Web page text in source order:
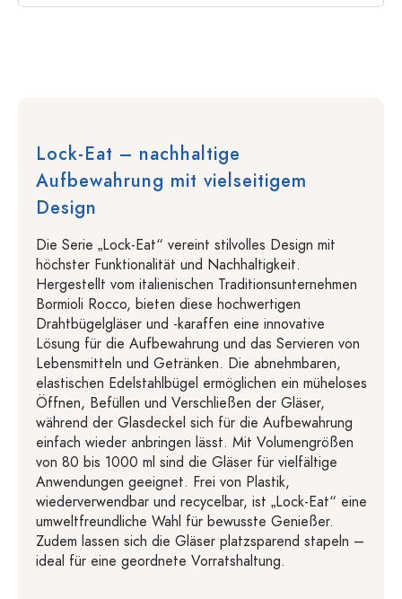
Lock-Eat – nachhaltige
Aufbewahrung mit vielseitigem
Design
Die Serie „Lock-Eat“ vereint stilvolles Design mit
höchster Funktionalität und Nachhaltigkeit.
Hergestellt vom italienischen Traditionsunternehmen
Bormioli Rocco, bieten diese hochwertigen
Drahtbügelgläser und -karaffen eine innovative
Lösung für die Aufbewahrung und das Servieren von
Lebensmitteln und Getränken. Die abnehmbaren,
elastischen Edelstahlbügel ermöglichen ein müheloses
Öffnen, Befüllen und Verschließen der Gläser,
während der Glasdeckel sich für die Aufbewahrung
einfach wieder anbringen lässt. Mit Volumengrößen
von 80 bis 1000 ml sind die Gläser für vielfältige
Anwendungen geeignet. Frei von Plastik,
wiederverwendbar und recycelbar, ist „Lock-Eat“ eine
umweltfreundliche Wahl für bewusste Genießer.
Zudem lassen sich die Gläser platzsparend stapeln –
ideal für eine geordnete Vorratshaltung.